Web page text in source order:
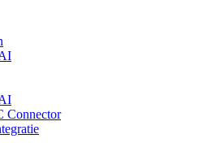
Connector